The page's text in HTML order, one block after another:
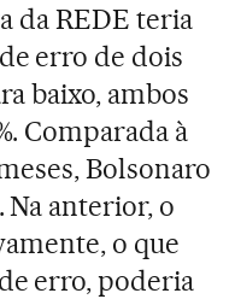
da REDE teria
erro de dois
baixo, ambos
Comparada à
Bolsonaro
anterior, o
o que
erro, poderia